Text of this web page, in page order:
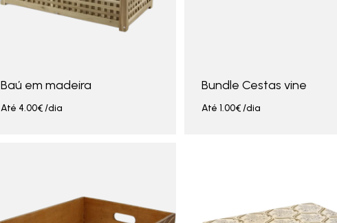
Baú em madeira
Até 4.00€/dia
Bundle Cestas vine
Até 1.00€/dia